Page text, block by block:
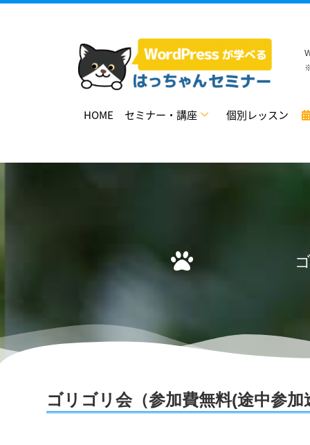
HOME セミナー・講座 個別レッスン
ゴリゴリ会（参加費無料(途中参